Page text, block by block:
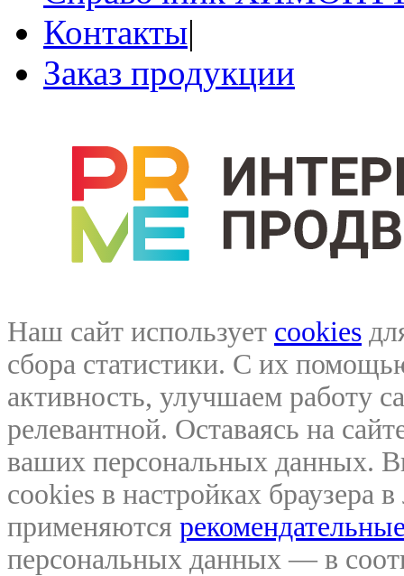
Контакты|
Заказ продукции
Наш сайт использует cookies
сбора статистики. С их
активность, улучшаем работу
релевантной. Оставаясь на
ваших персональных данных.
cookies в настройках браузера
применяются
персональных данных — в